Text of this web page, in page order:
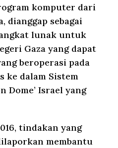
komputer dari
dianggap sebagai
lunak untuk
Gaza yang dapat
beroperasi pada
ke dalam Sistem
Dome’ Israel yang
tindakan yang
membantu